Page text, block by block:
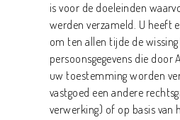
is voor de doeleinden
werden verzameld. U heeft
om ten allen tijde de wissing
persoonsgegevens die door
uw toestemming worden
vastgoed een andere
verwerking) of op basis van